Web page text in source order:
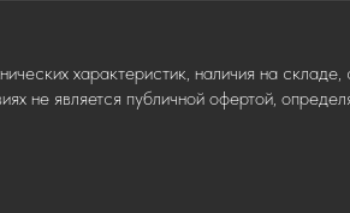
характеристик, наличия на складе,
не является публичной офертой,